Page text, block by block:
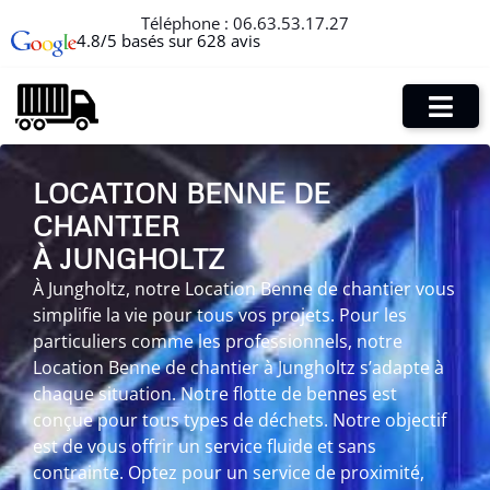
Téléphone : 06.63.53.17.27
4.8/5 basés sur 628 avis
LOCATION BENNE DE
CHANTIER
À JUNGHOLTZ
À Jungholtz, notre Location Benne de chantier vous
simplifie la vie pour tous vos projets. Pour les
particuliers comme les professionnels, notre
Location Benne de chantier à Jungholtz s’adapte à
chaque situation. Notre flotte de bennes est
conçue pour tous types de déchets. Notre objectif
est de vous offrir un service fluide et sans
contrainte. Optez pour un service de proximité,